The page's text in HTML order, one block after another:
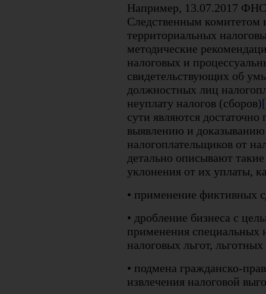
Например, 13.07.2017
Следственным комитетом
территориальных
методические
налоговых и
свидетельствующих об
должностных лиц
неуплату налогов (сборов)
сути являются
выявлению и доказыванию
налогоплательщиков от
детально описывают
уклонения от их уплаты,
• применение фиктивных
• дробление бизнеса c
применения специальных
налоговых льгот,
• подмена гражданско-
извлечения налоговой